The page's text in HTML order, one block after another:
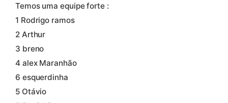
Temos uma equipe forte :
1 Rodrigo ramos
2 Arthur
3 breno
4 alex Maranhão
6 esquerdinha
5 Otávio